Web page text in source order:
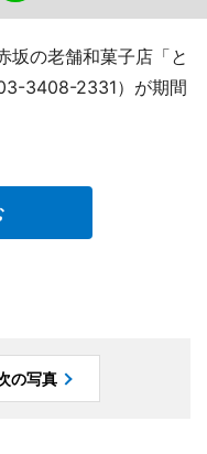
坂の老舗和菓子店「と
3408-2331）が期間
の写真